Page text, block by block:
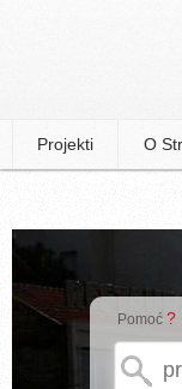
Projekti O
Pomoć ?